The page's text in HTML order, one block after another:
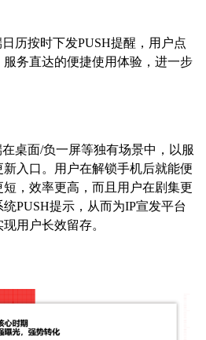
历按时下发PUSH提醒，用户点
务直达的便捷使用体验，进一步
桌面/负一屏等独有场景中，以服
入口。用户在解锁手机后就能便
，效率更高，而且用户在剧集更
PUSH提示，从而为IP宣发平台
用户长效留存。